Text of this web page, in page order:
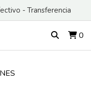
- Transferencia
0